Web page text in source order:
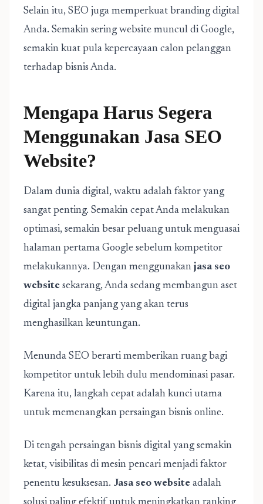
Selain itu, SEO juga memperkuat branding digital
Anda. Semakin sering website muncul di Google,
semakin kuat pula kepercayaan calon pelanggan
terhadap bisnis Anda.
Mengapa Harus Segera
Menggunakan Jasa SEO
Website?
Dalam dunia digital, waktu adalah faktor yang
sangat penting. Semakin cepat Anda melakukan
optimasi, semakin besar peluang untuk menguasai
halaman pertama Google sebelum kompetitor
melakukannya. Dengan menggunakan jasa seo
website sekarang, Anda sedang membangun aset
digital jangka panjang yang akan terus
menghasilkan keuntungan.
Menunda SEO berarti memberikan ruang bagi
kompetitor untuk lebih dulu mendominasi pasar.
Karena itu, langkah cepat adalah kunci utama
untuk memenangkan persaingan bisnis online.
Di tengah persaingan bisnis digital yang semakin
ketat, visibilitas di mesin pencari menjadi faktor
penentu kesuksesan. Jasa seo website adalah